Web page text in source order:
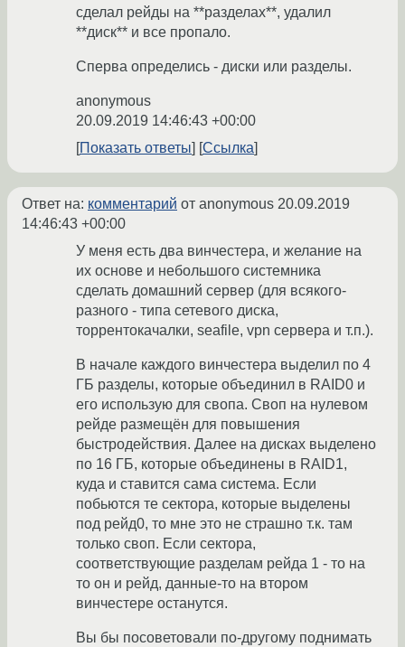
сделал рейды на **разделах**, удалил
**диск** и все пропало.
Сперва определись - диски или разделы.
anonymous
20.09.2019 14:46:43 +00:00
Показать ответы
Ссылка
Ответ на: комментарий от anonymous 20.09.2019
14:46:43 +00:00
У меня есть два винчестера, и желание на
их основе и небольшого системника
сделать домашний сервер (для всякого-
разного - типа сетевого диска,
торрентокачалки, seafile, vpn сервера и т.п.).
В начале каждого винчестера выделил по 4
ГБ разделы, которые объединил в RAID0 и
его использую для свопа. Своп на нулевом
рейде размещён для повышения
быстродействия. Далее на дисках выделено
по 16 ГБ, которые объединены в RAID1,
куда и ставится сама система. Если
побьются те сектора, которые выделены
под рейд0, то мне это не страшно т.к. там
только своп. Если сектора,
соответствующие разделам рейда 1 - то на
то он и рейд, данные-то на втором
винчестере останутся.
Вы бы посоветовали по-другому поднимать